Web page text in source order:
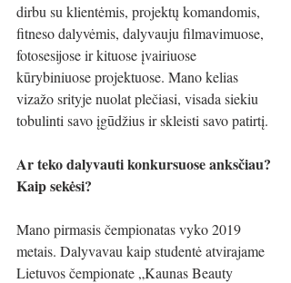
dirbu su klientėmis, projektų komandomis,
fitneso dalyvėmis, dalyvauju filmavimuose,
fotosesijose ir kituose įvairiuose
kūrybiniuose projektuose. Mano kelias
vizažo srityje nuolat plečiasi, visada siekiu
tobulinti savo įgūdžius ir skleisti savo patirtį.
Ar teko dalyvauti konkursuose anksčiau?
Kaip sekėsi?
Mano pirmasis čempionatas vyko 2019
metais. Dalyvavau kaip studentė atvirajame
Lietuvos čempionate „Kaunas Beauty